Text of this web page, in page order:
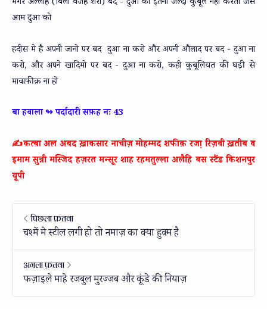
मगर अल्लाह (बिला वजह शरा) बद - दुआ को इतनी जल्दी कुबूल नही करता जैसे
आम दुआ को
हदीस मे है अपनी जानो पर बद दुआ ना करो और अपनी औलाद पर बद - दुआ ना
करो, और अपने खादिमो पर बद - दुआ ना करो, कही कुबूलियत की घड़ी से
मावाफ़ीक़ ना हो
बा हवाला ↬ पर्दादारी सफ़ह नः 43
✍️कत्बा अल अबद ख़ाकसार नाचीज़ मोहम्मद शफीक़ रजा़ रिज़वी ख़तीब व
इमाम सुन्नी मस्जिद हज़रत मन्सूर शाह रहमतुल्ला अलैहि बस स्टैंड किशनपुर
यूपी